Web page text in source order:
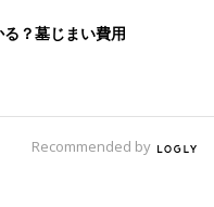
？墓じまい費用
Recommended by